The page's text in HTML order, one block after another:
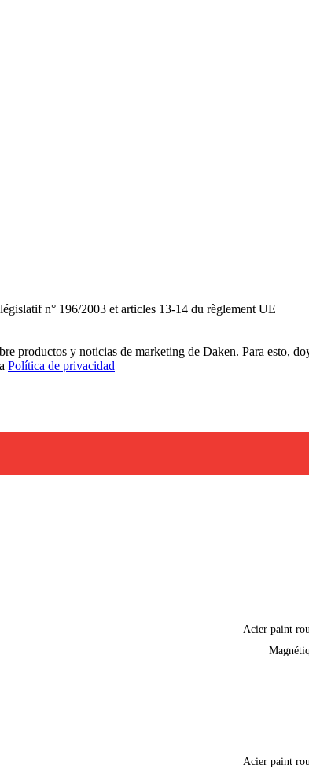
n° 196/2003 et articles 13-14 du règlement UE
productos y noticias de marketing de Daken. Para esto,
Política de privacidad
Acier paint
Acier paint